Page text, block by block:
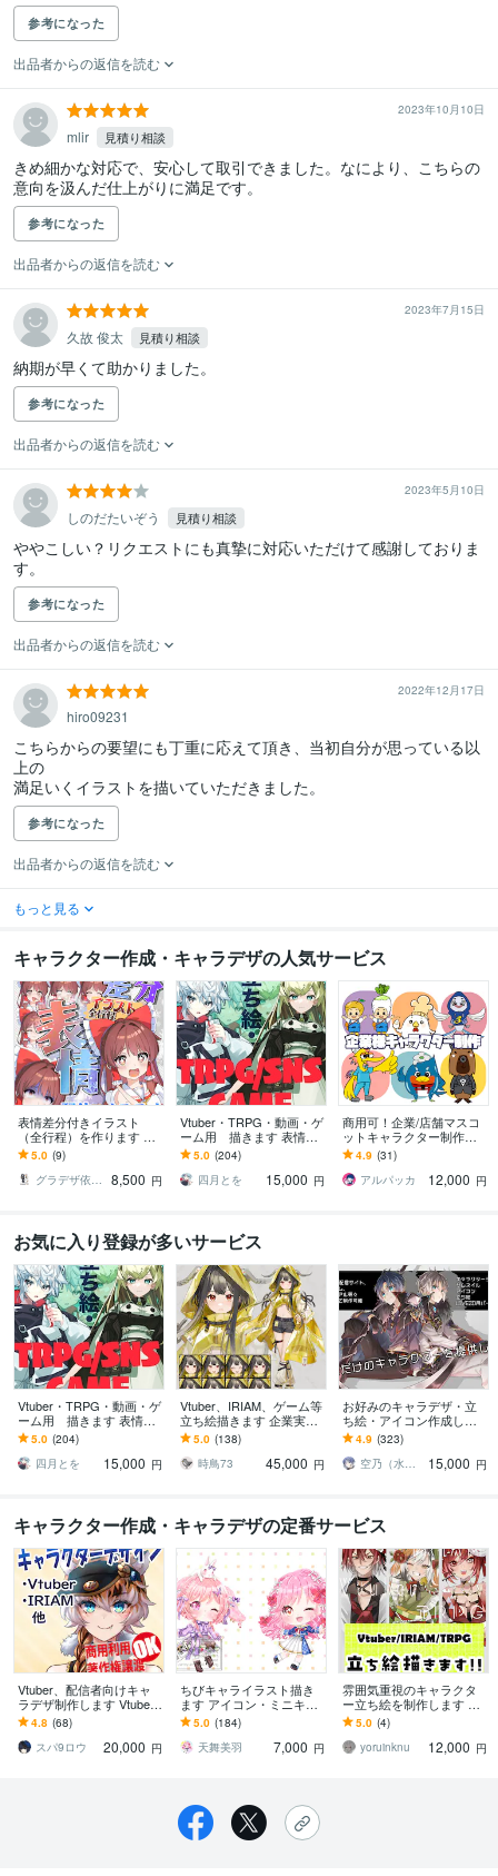
参考になった
出品者からの返信を読む
2023年10月10日
mlir 見積り相談
きめ細かな対応で、安心して取引できました。なにより、こちらの
意向を汲んだ仕上がりに満足です。
参考になった
出品者からの返信を読む
2023年7月15日
久故 俊太 見積り相談
納期が早くて助かりました。
参考になった
出品者からの返信を読む
2023年5月10日
しのだたいぞう 見積り相談
ややこしい？リクエストにも真摯に対応いただけて感謝しておりま
参考になった
出品者からの返信を読む
2022年12月17日
hiro09231
こちらからの要望にも丁重に応えて頂き、当初自分が思っている以
上の
満足いくイラストを描いていただきました。
参考になった
出品者からの返信を読む
もっと見る
キャラクター作成・キャラデザの人気サービス
表情差分付きイラスト
（全行程）を作ります 配
信にオススメ！演出に合
わせたイラストを全行程
お作りします！
5.0 (9)
グラデザ依頼 ※活動名（グラデザねっこ）
8,500 円
Vtuber・TRPG・動画・ゲ
ーム用 描きます 表情差
分2枚無料付き（腰上～全
身制作の場合）
5.0 (204)
四月とを
15,000 円
商用可！企業/店舗マスコ
ットキャラクター制作し
ます ★ココナラ販売実績2
60件★キャラクター実績
多数！
4.9 (31)
アルパッカ
12,000 円
お気に入り登録が多いサービス
Vtuber・TRPG・動画・ゲ
ーム用 描きます 表情差
分2枚無料付き（腰上～全
身制作の場合）
5.0 (204)
四月とを
15,000 円
Vtuber、IRIAM、ゲーム等
立ち絵描きます 企業実績
多数！ハイクオリティな
イラストをお届けしま
す！
5.0 (138)
時鳥73
45,000 円
お好みのキャラデザ・立
ち絵・アイコン作成しま
す あなただけのキャラク
ターイラストを提供しま
す!
4.9 (323)
空乃（水飴）
15,000 円
キャラクター作成・キャラデザの定番サービス
Vtuber、配信者向けキャ
ラデザ制作します Vtube
r、IRIAMなどキャラデザ
イラストを制作！
4.8 (68)
スパ9ロウ
20,000 円
ちびキャライラスト描き
ます アイコン・ミニキャ
ラお描きます！
5.0 (184)
天舞美羽
7,000 円
雰囲気重視のキャラクタ
ー立ち絵を制作します Vtu
ber・IRIAM・TRPG・ゲ
ーム
5.0 (4)
yoruinknu
12,000 円